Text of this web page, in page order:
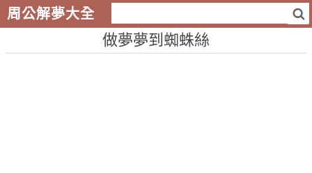
周公解夢大全
做夢夢到蜘蛛絲